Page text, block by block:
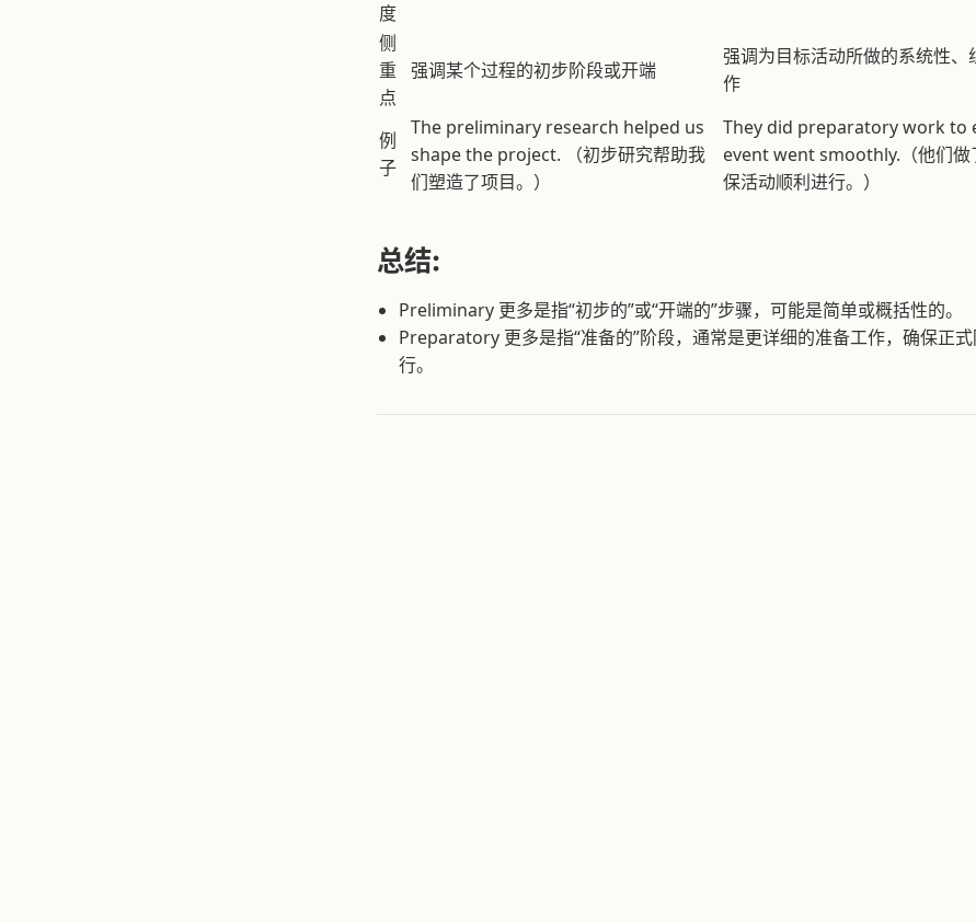
度
侧
重
点
强调某个过程的初步阶段或开端
强调为目标活动所做的系统性、
作
例
子
The preliminary research helped us
shape the project. （初步研究帮助我
们塑造了项目。）
They did preparatory work to
event went smoothly.（他们做
保活动顺利进行。）
总结:
Preliminary 更多是指“初步的”或“开端的”步骤，可能是简单或概括性的。
Preparatory 更多是指“准备的”阶段，通常是更详细的准备工作，确保正
行。